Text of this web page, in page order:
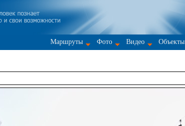
Маршруты Фото Видео Объекты